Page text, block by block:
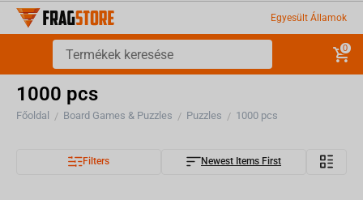
Egyesült Államok
0
1000 pcs
Főoldal / Board Games & Puzzles / Puzzles / 1000 pcs
Filters Newest Items First